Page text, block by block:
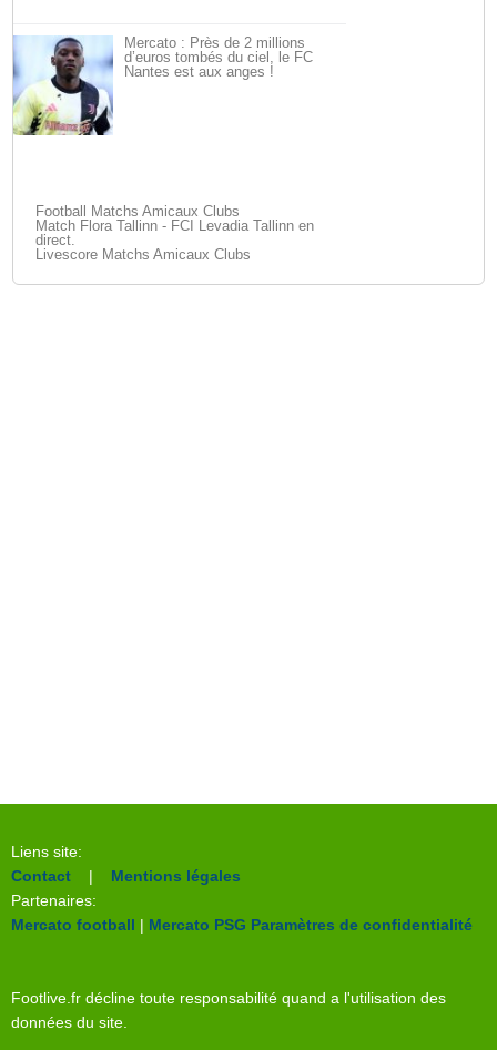
Mercato : Près de 2 millions
d’euros tombés du ciel, le FC
Nantes est aux anges !
Football Matchs Amicaux Clubs
Match Flora Tallinn - FCI Levadia Tallinn en
direct.
Livescore Matchs Amicaux Clubs
Liens site:
Contact | Mentions légales
Partenaires:
Mercato football | Mercato PSG Paramètres de confidentialité
Footlive.fr décline toute responsabilité quand a l'utilisation des
données du site.